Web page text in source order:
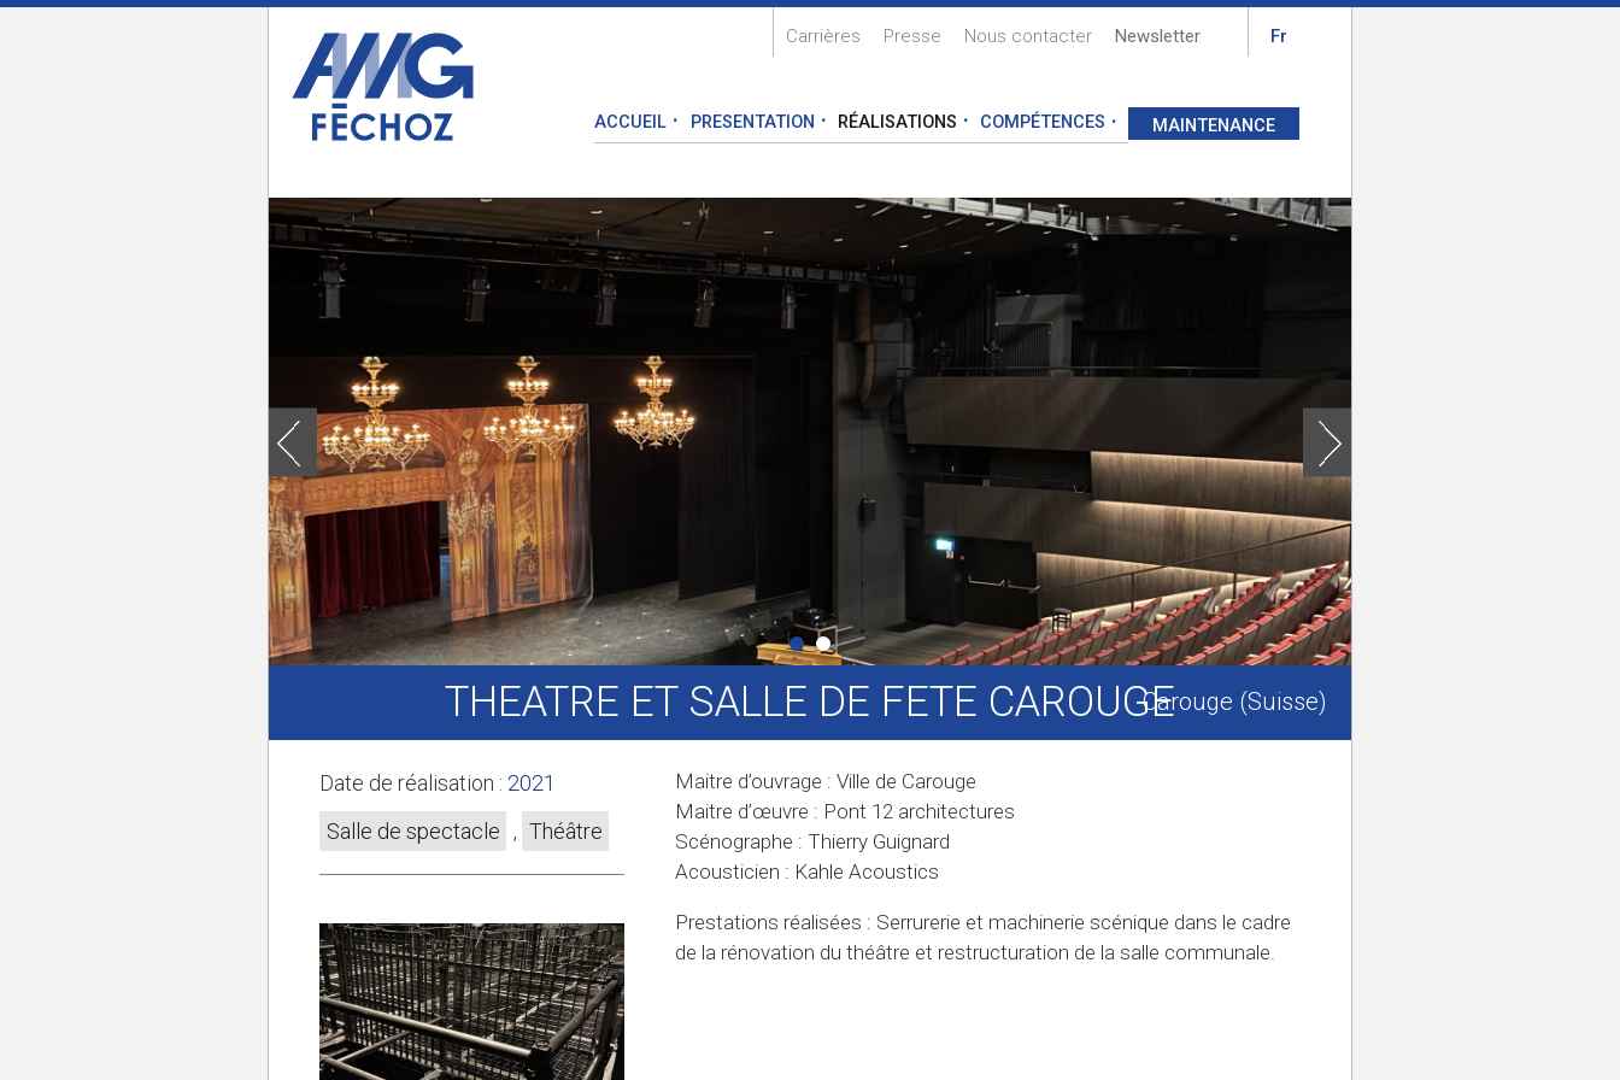
Carrières Presse Nous contacter Newsletter Fr
ACCUEIL PRESENTATION RÉALISATIONS COMPÉTENCES MAINTENANCE
THEATRE ET SALLE DE FETE CAROUGECarouge (Suisse)
1 2
Date de réalisation : 2021
Salle de spectacle , Théâtre
Maitre d’ouvrage : Ville de Carouge
Maitre d’œuvre : Pont 12 architectures
Scénographe : Thierry Guignard
Acousticien : Kahle Acoustics
Prestations réalisées : Serrurerie et machinerie scénique dans le cadre
de la rénovation du théâtre et restructuration de la salle communale.